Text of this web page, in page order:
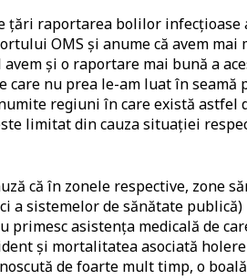
țări raportarea bolilor infecțioase
OMS și anume că avem mai
și o raportare mai bună a
care nu prea le-am luat în seamă
regiuni în care există astfel
limitat din cauza situației
că în zonele respective, zone
a sistemelor de sănătate
primesc asistența medicală de
și mortalitatea asociată
de foarte mult timp, o